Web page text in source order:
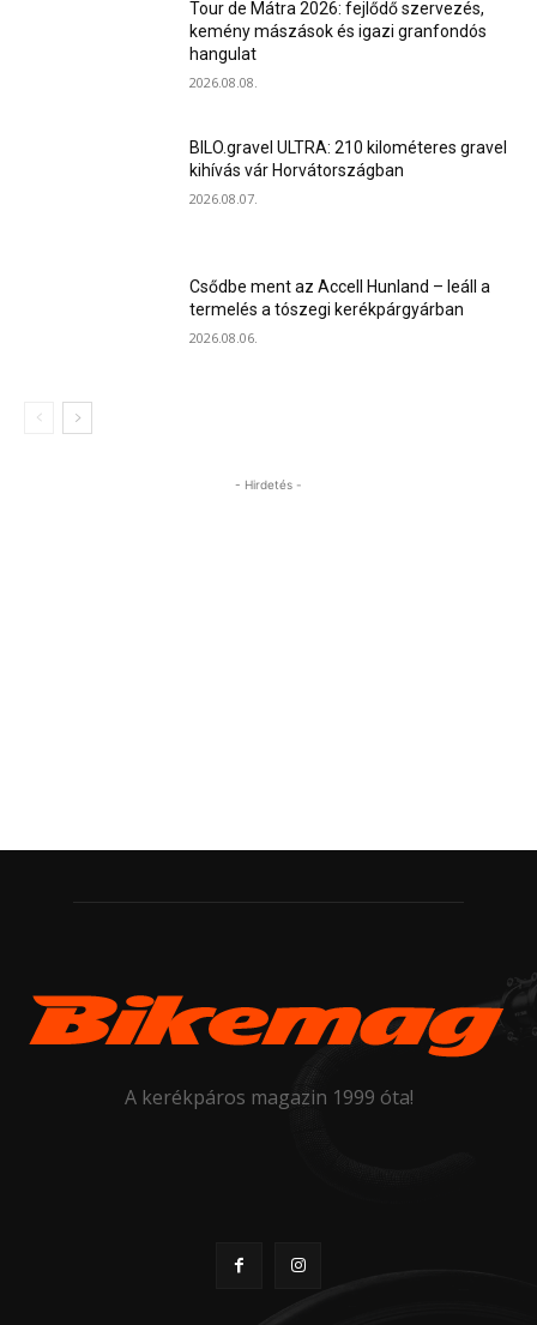
Tour de Mátra 2026: fejlődő szervezés,
kemény mászások és igazi granfondós
hangulat
2026.08.08.
BILO.gravel ULTRA: 210 kilométeres gravel
kihívás vár Horvátországban
2026.08.07.
Csődbe ment az Accell Hunland – leáll a
termelés a tószegi kerékpárgyárban
2026.08.06.
- Hirdetés -
A kerékpáros magazin 1999 óta!